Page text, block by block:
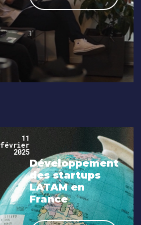
11
février
2025
Développement
des startups
LATAM en
France